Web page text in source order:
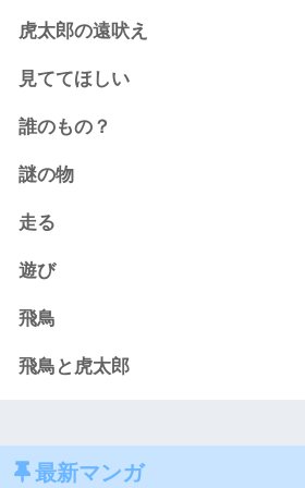
虎太郎の遠吠え
見ててほしい
誰のもの？
謎の物
走る
遊び
飛鳥
飛鳥と虎太郎
最新マンガ